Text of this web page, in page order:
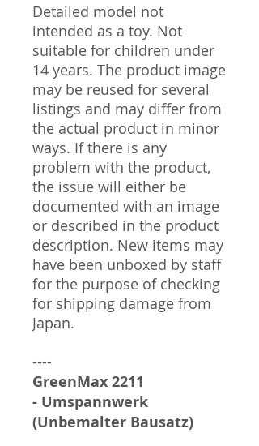
Detailed model not
intended as a toy. Not
suitable for children under
14 years. The product image
may be reused for several
listings and may differ from
the actual product in minor
ways. If there is any
problem with the product,
the issue will either be
documented with an image
or described in the product
description. New items may
have been unboxed by staff
for the purpose of checking
for shipping damage from
Japan.
----
GreenMax 2211
- Umspannwerk
(Unbemalter Bausatz)